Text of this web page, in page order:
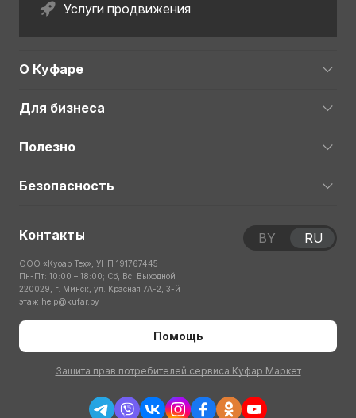
Услуги продвижения
О Куфаре
Для бизнеса
Полезно
Безопасность
Контакты
ООО «Куфар Тех», УНП 191767445
Пн-Пт: 10:00 – 18:00; Сб, Вс: Выходной
220029, г. Минск, ул. Красная 7А-2, 3-й
этаж help@kufar.by
Помощь
Защита прав потребителей сервиса Куфар Маркет
BY RU